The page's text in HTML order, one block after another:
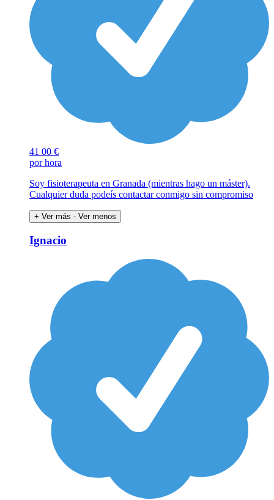
41 00 €
por hora
Soy fisioterapeuta en Granada (mientras hago un máster).
Cualquier duda podeís contactar conmigo sin compromiso
+ Ver más - Ver menos
Ignacio